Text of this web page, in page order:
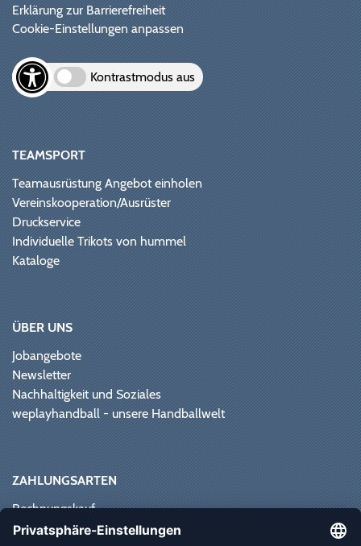
Erklärung zur Barrierefreiheit
Cookie-Einstellungen anpassen
Kontrastmodus aus
TEAMSPORT
Teamausrüstung Angebot einholen
Vereinskooperation/Ausrüster
Druckservice
Individuelle Trikots von hummel
Kataloge
ÜBER UNS
Jobangebote
Newsletter
Nachhaltigkeit und Soziales
weplayhandball - unsere Handballwelt
ZAHLUNGSARTEN
Rechnungskauf
Paypal